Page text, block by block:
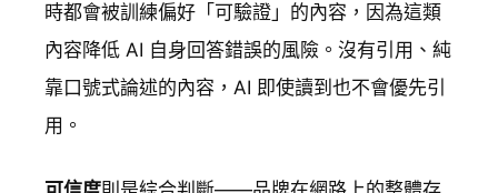
時都會被訓練偏好「可驗證」的內容，因為這類
內容降低 AI 自身回答錯誤的風險。沒有引用、純
靠口號式論述的內容，AI 即使讀到也不會優先引
用。